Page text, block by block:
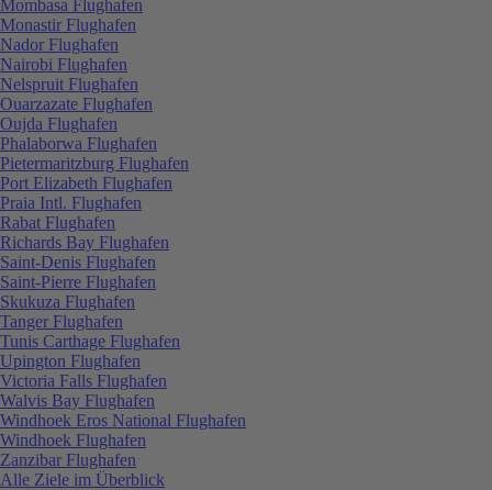
Mombasa Flughafen
Monastir Flughafen
Nador Flughafen
Nairobi Flughafen
Nelspruit Flughafen
Ouarzazate Flughafen
Oujda Flughafen
Phalaborwa Flughafen
Pietermaritzburg Flughafen
Port Elizabeth Flughafen
Praia Intl. Flughafen
Rabat Flughafen
Richards Bay Flughafen
Saint-Denis Flughafen
Saint-Pierre Flughafen
Skukuza Flughafen
Tanger Flughafen
Tunis Carthage Flughafen
Upington Flughafen
Victoria Falls Flughafen
Walvis Bay Flughafen
Windhoek Eros National Flughafen
Windhoek Flughafen
Zanzibar Flughafen
Alle Ziele im Überblick